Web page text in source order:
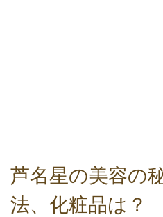
芦名星の美容の
法、化粧品は？